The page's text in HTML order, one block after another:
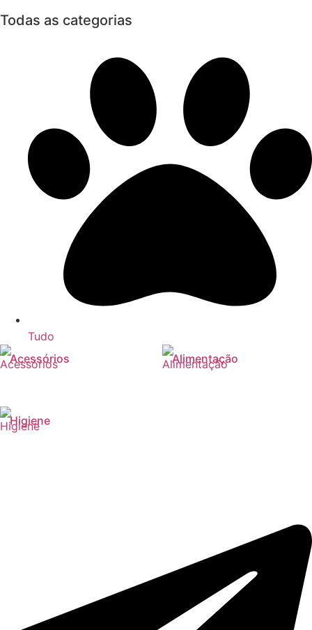
Todas as categorias
Tudo
Acessórios
Alimentação
Higiene